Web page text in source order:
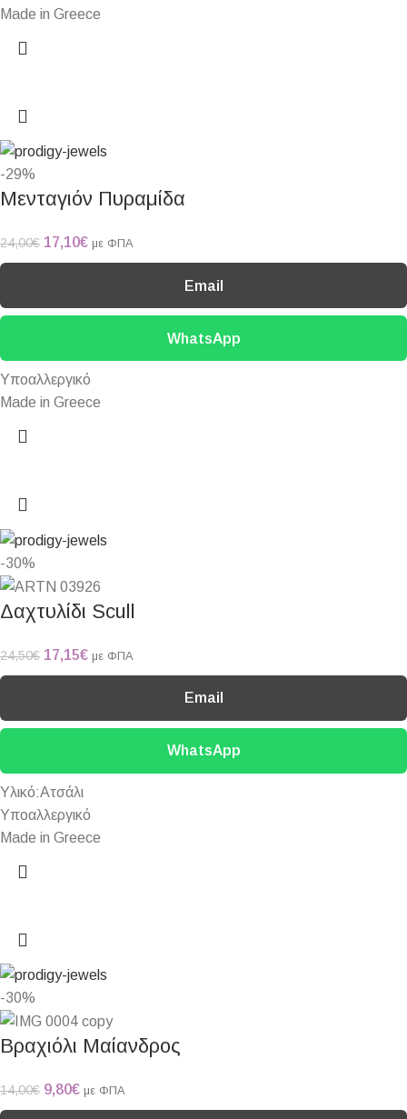
Made in Greece
-29%
Μενταγιόν Πυραμίδα
24,00€ 17,10€ με ΦΠΑ
Email
WhatsApp
Υποαλλεργικό
Made in Greece
-30%
Δαχτυλίδι Scull
24,50€ 17,15€ με ΦΠΑ
Email
WhatsApp
Υλικό:Ατσάλι
Υποαλλεργικό
Made in Greece
-30%
Βραχιόλι Μαίανδρος
14,00€ 9,80€ με ΦΠΑ